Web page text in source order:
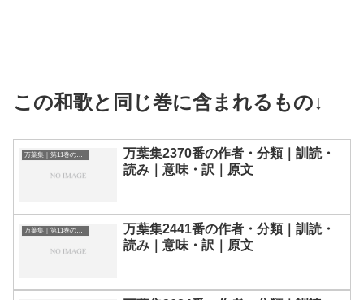
この和歌と同じ巻に含まれるもの↓
万葉集｜第11巻の和歌一覧
万葉集2370番の作者・分類｜訓読・
読み｜意味・訳｜原文
万葉集｜第11巻の和歌一覧
万葉集2441番の作者・分類｜訓読・
読み｜意味・訳｜原文